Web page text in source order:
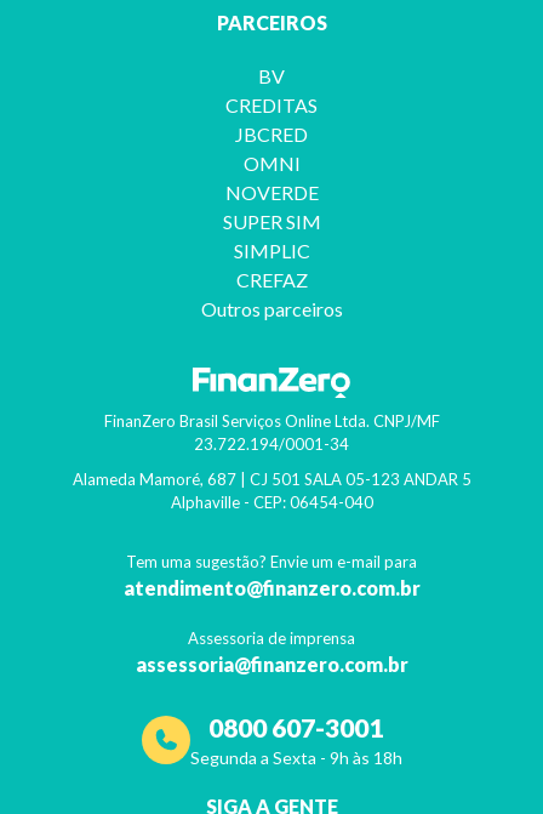
PARCEIROS
BV
CREDITAS
JBCRED
OMNI
NOVERDE
SUPER SIM
SIMPLIC
CREFAZ
Outros parceiros
FinanZero Brasil Serviços Online Ltda. CNPJ/MF
23.722.194/0001-34
Alameda Mamoré, 687 | CJ 501 SALA 05-123 ANDAR 5
Alphaville- CEP: 06454-040
Tem uma sugestão? Envie um e-mail para
atendimento@finanzero.com.br
Assessoria de imprensa
assessoria@finanzero.com.br
0800 607-3001
Segunda a Sexta - 9h às 18h
SIGA A GENTE